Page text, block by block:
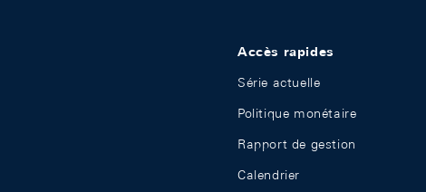
Accès rapides
Série actuelle
Politique monétaire
Rapport de gestion
Calendrier